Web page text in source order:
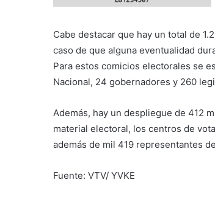
Cabe destacar que hay un total de
caso de que alguna eventualidad
Para estos comicios electorales se
Nacional, 24 gobernadores y 260
Además, hay un despliegue de 412
material electoral, los centros de
además de mil 419 representantes
Fuente: VTV/ YVKE